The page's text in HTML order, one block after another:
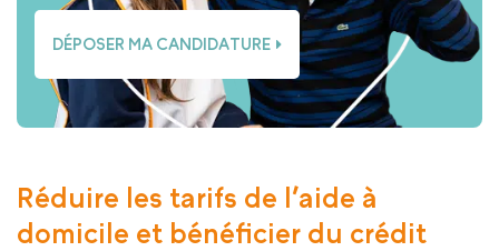
DÉPOSER MA CANDIDATURE
Réduire les tarifs de l’aide à
domicile et bénéficier du crédit